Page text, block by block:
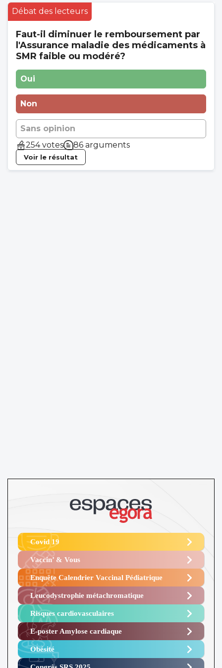
Débat des lecteurs
Faut-il diminuer le remboursement par
l'Assurance maladie des médicaments à
SMR faible ou modéré?
Oui
Non
Sans opinion
254 votes
86 arguments
Voir le résultat
Covid 19
Vaccin’ & Vous
Enquête Calendrier Vaccinal Pédiatrique
Leucodystrophie métachromatique
Risques cardiovasculaires
E-poster Amylose cardiaque ​
Obésité ​